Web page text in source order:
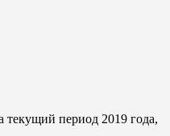
текущий период 2019 года,